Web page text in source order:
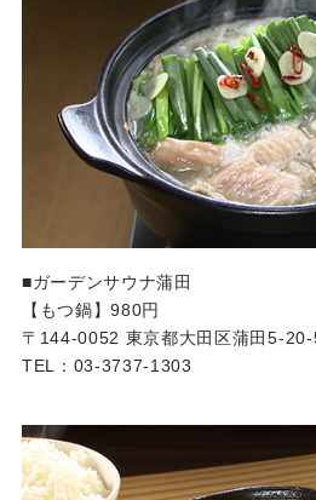
■ガーデンサウナ蒲田
【もつ鍋】980円
〒144-0052 東京都大田区蒲田5-20-
TEL：03-3737-1303